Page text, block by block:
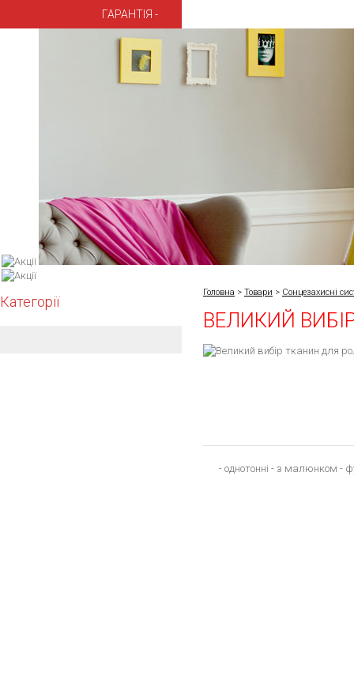
ГАРАНТІЯ
Категорії
Головна > Товари > Сонцезахисні
ВЕЛИКИЙ
- однотонні - з малюнком -